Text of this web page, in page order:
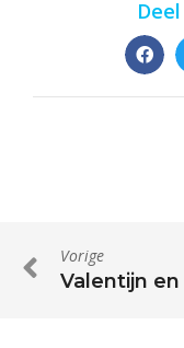
Vorige